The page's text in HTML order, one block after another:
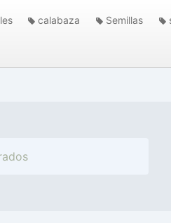
calabaza Semillas